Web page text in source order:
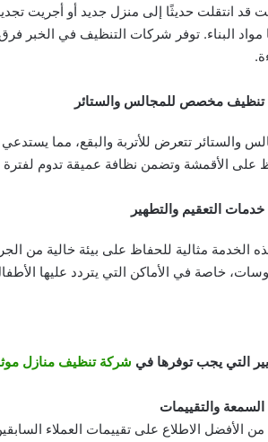
قد انتقلت حديثًا إلى منزل جديد أو أجريت
مواد البناء. توفر شركات التنظيف في الخبر
تنظيف مخصص للمجالس والستائر
والستائر تتعرض للأتربة والبقع، مما
على الأقمشة وتضمن نظافة عميقة تدوم
خدمات التعقيم والتطهير
الخدمة مثالية للحفاظ على بيئة خالية من
خاصة في الأماكن التي يتردد عليها
التي يجب توفرها في شركة تنظيف منازل
السمعة والتقييمات
من الأفضل الاطلاع على تقييمات العملاء